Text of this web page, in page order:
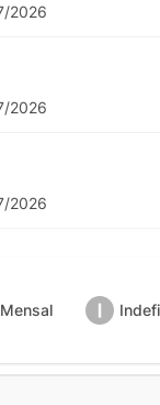
2026
2026
2026
Mensal